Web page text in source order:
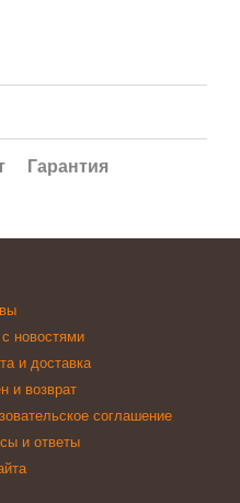
Гарантия
новостями
и доставка
и возврат
соглашение
и ответы